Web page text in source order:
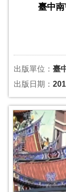
臺中
出版單位： 臺
出版日期：